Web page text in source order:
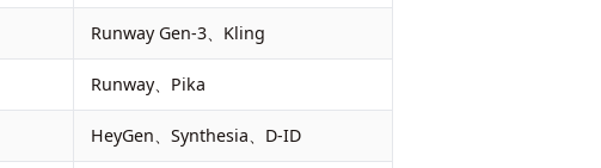
Runway Gen-3、Kling
Runway、Pika
HeyGen、Synthesia、D-ID